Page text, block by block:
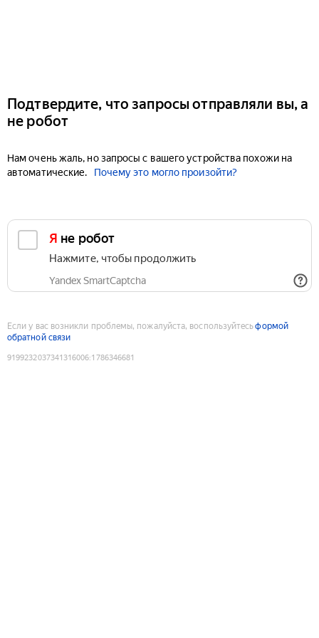
Подтвердите, что запросы отправляли вы, а
не робот
Нам очень жаль, но запросы с вашего устройства похожи на
автоматические.
Почему это могло произойти?
Я не робот
Нажмите, чтобы продолжить
Yandex SmartCaptcha
Если у вас возникли проблемы, пожалуйста, воспользуйтесьформой
обратной связи
9199232037341316006:1786346681